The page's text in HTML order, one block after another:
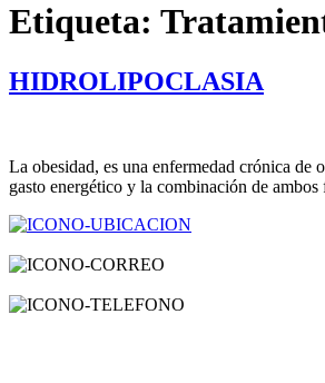
Etiqueta:
HIDROLIPOCLASIA
La obesidad, es una enfermedad crónica
gasto energético y la combinación de ambos